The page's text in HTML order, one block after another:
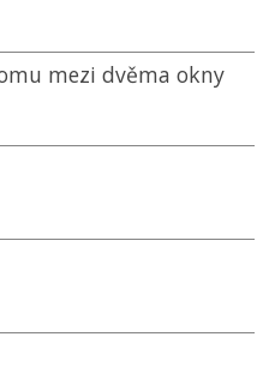
mezi dvěma okny